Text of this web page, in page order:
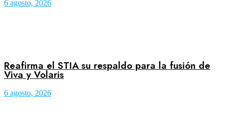
6 agosto, 2026
Reafirma el STIA su respaldo para la fusión de
Viva y Volaris
6 agosto, 2026